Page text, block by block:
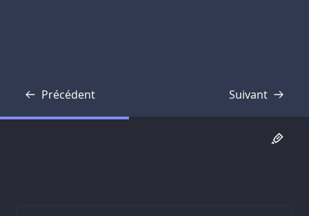
Précédent
Transcription Suivant
Transcription